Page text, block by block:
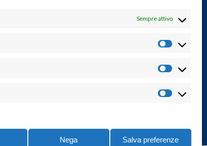
Sempre attivo
Nega Salva preferenze
letteraturaenoi.redazione@gmail.com